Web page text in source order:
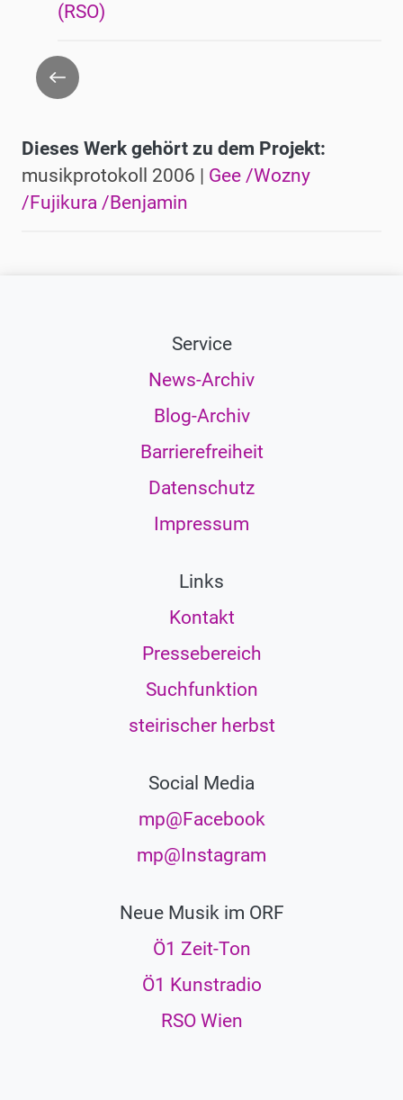
(RSO)
Zurück
Dieses Werk gehört zu dem Projekt:
musikprotokoll 2006 | Gee /Wozny
/Fujikura /Benjamin
Service
News-Archiv
Blog-Archiv
Barrierefreiheit
Datenschutz
Impressum
Links
Kontakt
Pressebereich
Suchfunktion
steirischer herbst
Social Media
mp@Facebook
mp@Instagram
Neue Musik im ORF
Ö1 Zeit-Ton
Ö1 Kunstradio
RSO Wien